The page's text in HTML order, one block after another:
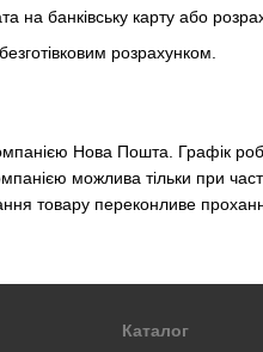
на банківську карту або
розрахунком.
Нова Пошта. Графік
можлива тільки при
товару переконливе
Каталог